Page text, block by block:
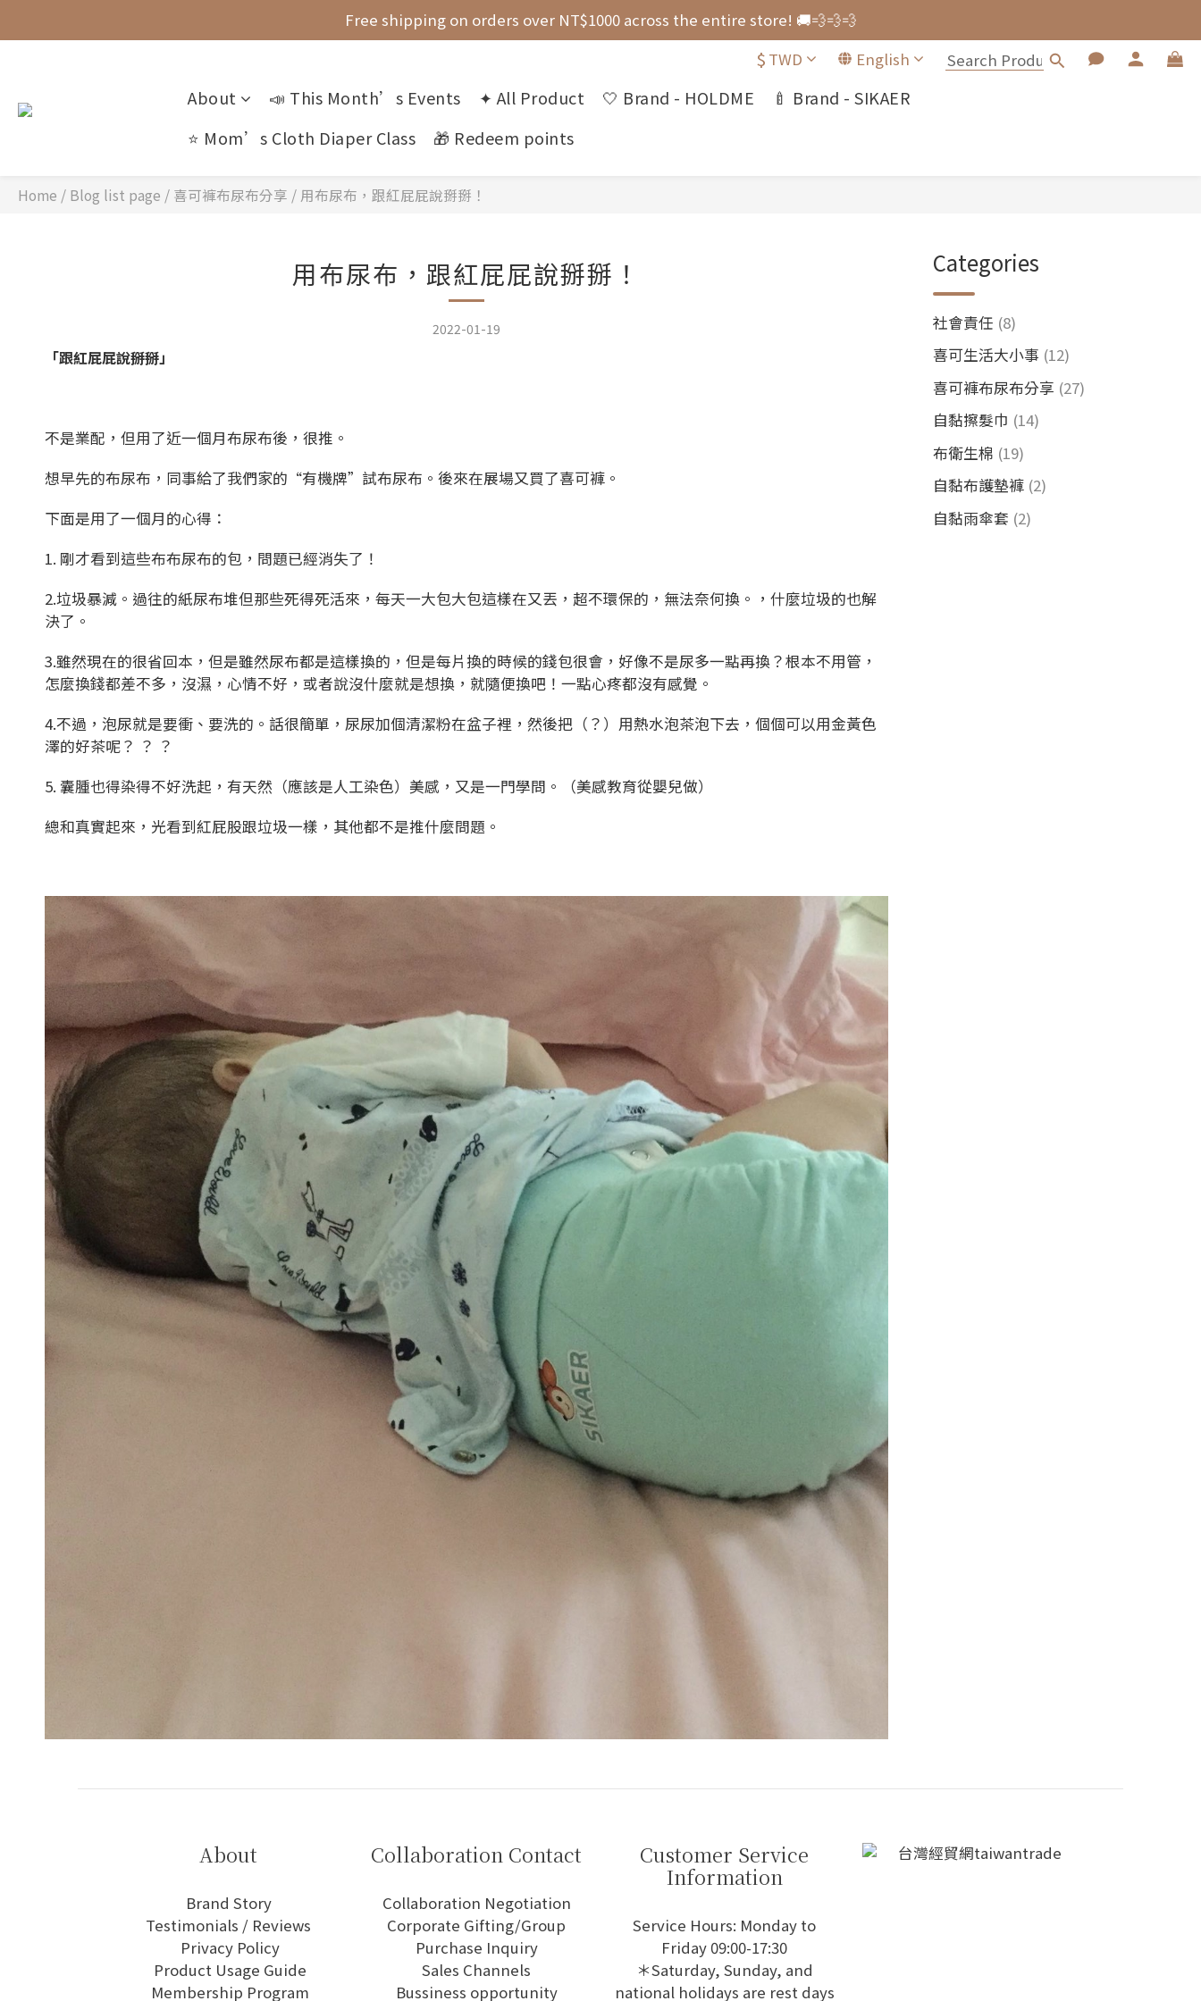
Free shipping on orders over NT$1000 across the entire store! 🚚💨💨💨
Free shipping on orders over NT$1000 across the entire store! 🚚💨💨💨
📣 Join as a member to get a NT$30 shopping credit!
New Arrival! shubingcat Collaboration: Self-Fastening Hair Drying Wrap.
Free shipping on orders over NT$1000 across the entire store! 🚚💨💨💨
$ TWD English
About 📣 This Month’s Events ✦ All Product 🤍 Brand - HOLDME
🍼 Brand - SIKAER
⭐ Mom’s Cloth Diaper Class
🎁 Redeem points
Home / Blog list page / 喜可褲布尿布分享 / 用布尿布，跟紅屁屁說掰掰！
用布尿布，跟紅屁屁說掰掰！
2022-01-19
「跟紅屁屁說掰掰」
不是業配，但用了近一個月布尿布後，很推。
想早先的布尿布，同事給了我們家的“有機牌”試布尿布。後來在展場又買了喜可褲。
下面是用了一個月的心得：
1. 剛才看到這些布布尿布的包，問題已經消失了！
2.垃圾暴減。過往的紙尿布堆但那些死得死活來，每天一大包大包這樣在又丟，超不環保的，無法奈何換。，什麼垃圾的也解
決了。
3.雖然現在的很省回本，但是雖然尿布都是這樣換的，但是每片換的時候的錢包很會，好像不是尿多一點再換？根本不用管，
怎麼換錢都差不多，沒濕，心情不好，或者說沒什麼就是想換，就隨便換吧！一點心疼都沒有感覺。
4.不過，泡尿就是要衝、要洗的。話很簡單，尿尿加個清潔粉在盆子裡，然後把（？）用熱水泡茶泡下去，個個可以用金黃色
澤的好茶呢？ ？ ？
5. 囊腫也得染得不好洗起，有天然（應該是人工染色）美感，又是一門學問。（美感教育從嬰兒做）
總和真實起來，光看到紅屁股跟垃圾一樣，其他都不是推什麼問題。
Categories
社會責任 (8)
喜可生活大小事 (12)
喜可褲布尿布分享 (27)
自黏擦髮巾 (14)
布衛生棉 (19)
自黏布護墊褲 (2)
自黏雨傘套 (2)
About
Brand Story
Testimonials / Reviews
Privacy Policy
Product Usage Guide
Membership Program
Collaboration Contact
Collaboration Negotiation
Corporate Gifting/Group
Purchase Inquiry
Sales Channels
Bussiness opportunity
Customer Service
Information
Service Hours: Monday to
Friday 09:00-17:30
＊Saturday, Sunday, and
national holidays are rest days